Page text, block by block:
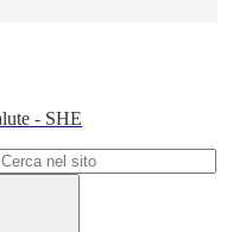
- SHE